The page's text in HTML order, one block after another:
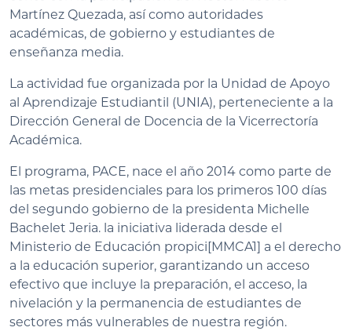
Martínez Quezada, así como autoridades
académicas, de gobierno y estudiantes de
enseñanza media.
La actividad fue organizada por la Unidad de Apoyo
al Aprendizaje Estudiantil (UNIA), perteneciente a la
Dirección General de Docencia de la Vicerrectoría
Académica.
El programa, PACE, nace el año 2014 como parte de
las metas presidenciales para los primeros 100 días
del segundo gobierno de la presidenta Michelle
Bachelet Jeria. la iniciativa liderada desde el
Ministerio de Educación propici[MMCA1] a el derecho
a la educación superior, garantizando un acceso
efectivo que incluye la preparación, el acceso, la
nivelación y la permanencia de estudiantes de
sectores más vulnerables de nuestra región.